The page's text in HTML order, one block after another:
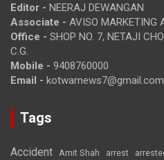
Editor - NEERAJ DEWANGAN
Associate - AVISO MARKETING
Office - SHOP NO. 7, NETAJI
C.G.
Mobile - 9408760000
Email - kotwarnews7@gmail.com
Tags
Accident Amit Shah arrest